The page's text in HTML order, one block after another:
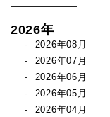
2026年
2026年08月
2026年07月
2026年06月
2026年05月
2026年04月